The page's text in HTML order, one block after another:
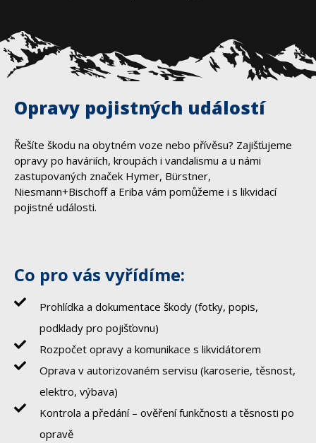
Opravy pojistných událostí
Řešíte škodu na obytném voze nebo přívěsu? Zajišťujeme
opravy po haváriích, kroupách i vandalismu a u námi
zastupovaných značek Hymer, Bürstner,
Niesmann+Bischoff a Eriba vám pomůžeme i s likvidací
pojistné události.
Co pro vás vyřídíme:
Prohlídka a dokumentace škody (fotky, popis,
podklady pro pojišťovnu)
Rozpočet opravy a komunikace s likvidátorem
Oprava v autorizovaném servisu (karoserie, těsnost,
elektro, výbava)
Kontrola a předání – ověření funkčnosti a těsnosti po
opravě